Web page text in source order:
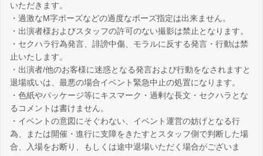
いただきます。
・過激なM字ポーズなどの過度なポーズ指定は出来ません。
・出演者様およびスタッフの許可のない撮影は禁止となります。
・セクハラ行為発言、誹謗中傷、モラルに反する発言・行動は禁
止いたします。
・出演者/他のお客様に迷惑となる発言および行動をなされますと
退場或いは、最悪の場合イベント緊急中止の処置になります。
・色紙やパッケージ等にキスマーク・過剰な長文・セクハラとな
るコメントは書けません。
・イベントの意図にそぐわない、イベント運営の妨げとなる行
為、または開催・進行に支障をきたすとスタッフ側で判断した場
合、入場をお断り、もしくは途中退場いただく場合がございま